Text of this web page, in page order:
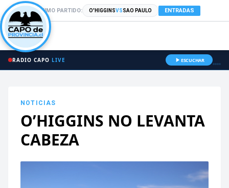
PRÓXIMO PARTIDO: O'HIGGINSVSSAO PAULO ENTRADAS
RADIO CAPO LIVE ESCUCHAR
NOTICIAS
O’HIGGINS NO LEVANTA
CABEZA